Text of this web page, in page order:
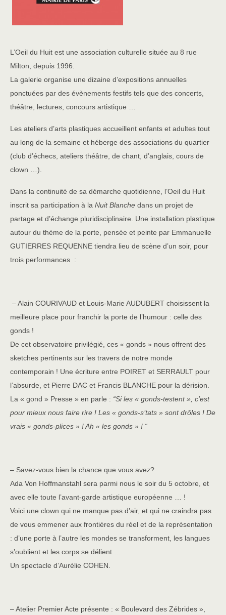
L’Oeil du Huit est une association culturelle située au 8 rue
Milton, depuis 1996.
La galerie organise une dizaine d’expositions annuelles
ponctuées par des évènements festifs tels que des concerts,
théâtre, lectures, concours artistique …
Les ateliers d’arts plastiques accueillent enfants et adultes tout
au long de la semaine et héberge des associations du quartier
(club d’échecs, ateliers théâtre, de chant, d’anglais, cours de
clown …).
Dans la continuité de sa démarche quotidienne, l’Oeil du Huit
inscrit sa participation à la Nuit Blanche dans un projet de
partage et d’échange pluridisciplinaire. Une installation plastique
autour du thème de la porte, pensée et peinte par Emmanuelle
GUTIERRES REQUENNE tiendra lieu de scène d’un soir, pour
trois performances :
– Alain COURIVAUD et Louis-Marie AUDUBERT choisissent la
meilleure place pour franchir la porte de l’humour : celle des
gonds !
De cet observatoire privilégié, ces « gonds » nous offrent des
sketches pertinents sur les travers de notre monde
contemporain ! Une écriture entre POIRET et SERRAULT pour
l’absurde, et Pierre DAC et Francis BLANCHE pour la dérision.
La « gond » Presse » en parle : “Si les « gonds-testent », c’est
pour mieux nous faire rire ! Les « gonds-s’tats » sont drôles ! De
vrais « gonds-plices » ! Ah « les gonds » ! “
– Savez-vous bien la chance que vous avez?
Ada Von Hoffmanstahl sera parmi nous le soir du 5 octobre, et
avec elle toute l’avant-garde artistique européenne … !
Voici une clown qui ne manque pas d’air, et qui ne craindra pas
de vous emmener aux frontières du réel et de la représentation
: d’une porte à l’autre les mondes se transforment, les langues
s’oublient et les corps se délient …
Un spectacle d’Aurélie COHEN.
– Atelier Premier Acte présente : « Boulevard des Zébrides »,